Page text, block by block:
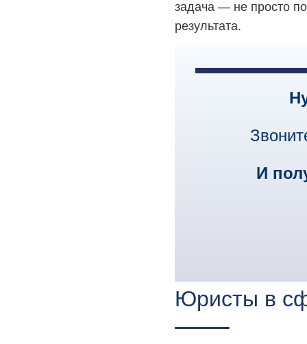
задача — не просто
результата.
И
Юристы в